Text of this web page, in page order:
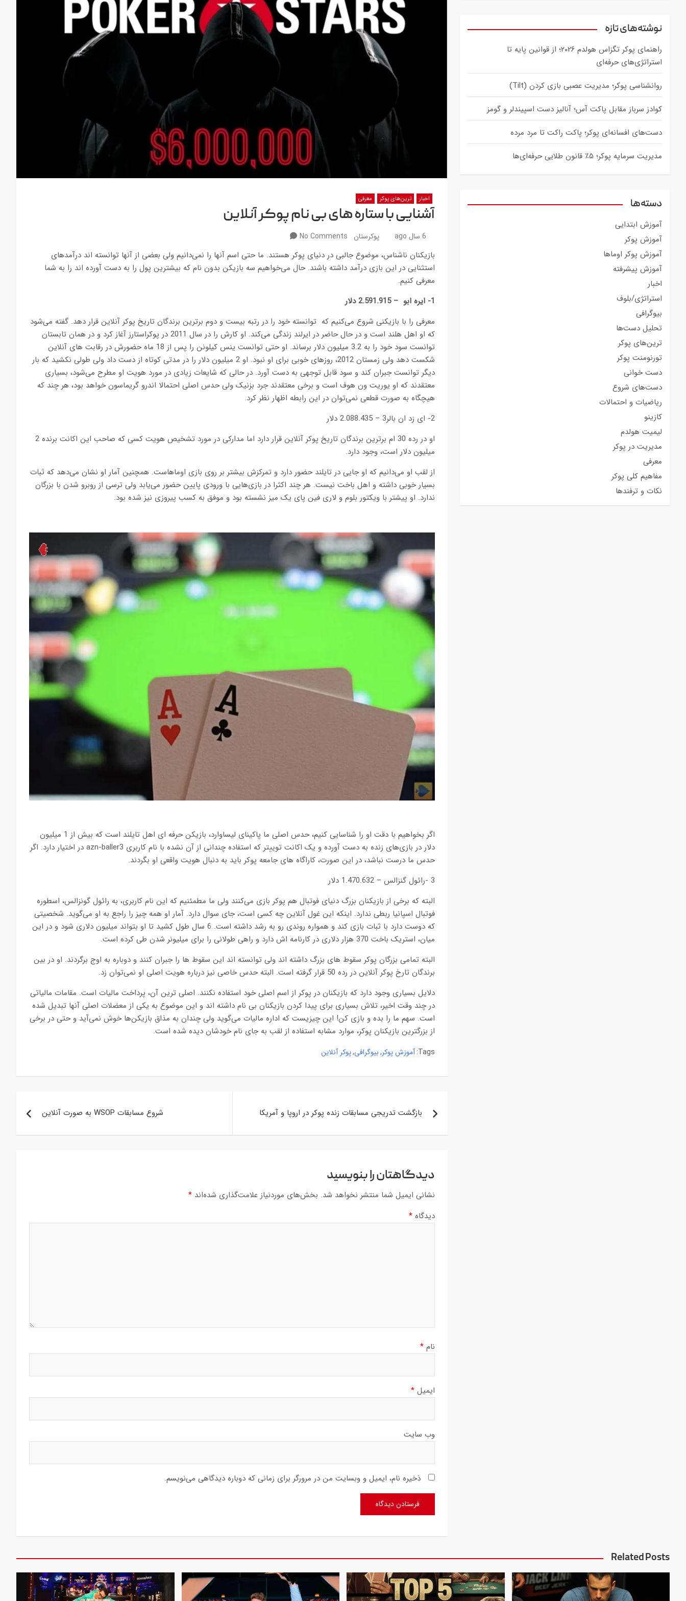
اخبار ترین‌های پوکر معرفی
آشنایی با ستاره های بی نام پوکر آنلاین
6 سال ago پوکرستان No Comments
بازیکنان ناشناس، موضوع جالبی در دنیای پوکر هستند. ما حتی اسم آنها را نمی‌دانیم ولی بعضی از آنها توانسته اند درآمدهای
استثنایی در این بازی درآمد داشته باشند. حال می‌خواهیم سه بازیکن بدون نام که بیشترین پول را به دست آورده اند را به شما
معرفی کنیم.
1- ایره ابو – 2.591.915 دلار
معرفی را با بازیکنی شروع می‌کنیم که توانسته خود را در رتبه بیست و دوم برترین برندگان تاریخ پوکر آنلاین قرار دهد. گفته می‌شود
که او اهل هلند است و در حال حاضر در ایرلند زندگی می‌کند. او کارش را در سال 2011 در پوکراستارز آغاز کرد و در همان تابستان
توانست سود خود را به 3.2 میلیون دلار برساند. او حتی توانست ینس کیلونن را پس از 18 ماه حضورش در رقابت های آنلاین
شکست دهد ولی زمستان 2012، روزهای خوبی برای او نبود. او 2 میلیون دلار را در مدتی کوتاه از دست داد ولی طولی نکشید که بار
دیگر توانست جبران کند و سود قابل توجهی به دست آورد. در حالی که شایعات زیادی در مورد هویت او مطرح می‌شود، بسیاری
معتقدند که او یوریت ون هوف است و برخی معتقدند جرد بزنیک ولی حدس اصلی احتمالا اندرو گریماسون خواهد بود، هر چند که
هیچگاه به صورت قطعی نمی‌توان در این رابطه اظهار نظر کرد.
2- ای زد ان بالر3 – 2.088.435 دلار
او در رده 30 ام برترین برندگان تاریخ پوکر آنلاین قرار دارد اما مدارکی در مورد تشخیص هویت کسی که صاحب این اکانت برنده 2
میلیون دلار است، وجود دارد.
از لقب او می‌دانیم که او جایی در تایلند حضور دارد و تمرکزش بیشتر بر روی بازی اوماهاست. همچنین آمار او نشان می‌دهد که ثبات
بسیار خوبی داشته و اهل باخت نیست. هر چند اکثرا در بازی‌هایی با ورودی پایین حضور می‌یابد ولی ترسی از روبرو شدن با بزرگان
ندارد. او پیشتر با ویکتور بلوم و لاری فین پای یک میز نشسته بود و موفق به کسب پیروزی نیز شده بود.
اگر بخواهیم با دقت او را شناسایی کنیم، حدس اصلی ما پاکینای لیساوارد، بازیکن حرفه ای اهل تایلند است که بیش از 1 میلیون
دلار در بازی‌های زنده به دست آورده و یک اکانت توییتر که استفاده چندانی از آن نشده با نام کاربری azn-baller3 در اختیار دارد. اگر
حدس ما درست نباشد، در این صورت، کاراگاه های جامعه پوکر باید به دنبال هویت واقعی او بگردند.
3 -رائول گنزالس – 1.470.632 دلار
البته که برخی از بازیکنان بزرگ دنیای فوتبال هم پوکر بازی می‌کنند ولی ما مطمئنیم که این نام کاربری، به رائول گونزالس، اسطوره
فوتبال اسپانیا ربطی ندارد. اینکه این غول آنلاین چه کسی است، جای سوال دارد. آمار او همه چیز را راجع به او می‌گوید. شخصیتی
که دوست دارد با ثبات بازی کند و همواره روندی رو به رشد داشته است. 6 سال طول کشید تا او بتواند میلیون دلاری شود و در این
میان، استریک باخت 370 هزار دلاری در کارنامه اش دارد و راهی طولانی را برای میلیونر شدن طی کرده است.
البته تمامی بزرگان پوکر سقوط های بزرگ داشته اند ولی توانسته اند این سقوط ها را جبران کنند و دوباره به اوج برگردند. او در بین
برندگان تارخ پوکر آنلاین در رده 50 قرار گرفته است. البته حدس خاصی نیز درباره هویت اصلی او نمی‌توان زد.
دلایل بسیاری وجود دارد که بازیکنان در پوکر از اسم اصلی خود استفاده نکنند. اصلی ترین آن، پرداخت مالیات است. مقامات مالیاتی
در چند وقت اخیر، تلاش بسیاری برای پیدا کردن بازیکنان بی نام داشته اند و این موضوع به یکی از معضلات اصلی آنها تبدیل شده
است. سهم ما را بده و بازی کن! این چیزیست که اداره مالیات می‌گوید ولی چندان به مذاق بازیکن‌ها خوش نمی‌آید و حتی در برخی
از بزرگترین بازیکنان پوکر، موارد مشابه استفاده از لقب به جای نام خودشان دیده شده است.
Tags: آموزش پوکر, بیوگرافی,پوکر آنلاین
نوشتهبازگشت تدریجی مسابقات زنده پوکر در اروپا و آمریکا شروع مسابقات WSOP به صورت آنلاین
دیدگاهتان را بنویسید
نشانی ایمیل شما منتشر نخواهد شد. بخش‌های موردنیاز علامت‌گذاری شده‌اند *
دیدگاه *
نام *
ایمیل *
وب‌ سایت
ذخیره نام، ایمیل و وبسایت من در مرورگر برای زمانی که دوباره دیدگاهی می‌نویسم.
c
نوشته‌های تازه
راهنمای پوکر تگزاس هولدم ۲۰۲۶؛ از قوانین پایه تا
استراتژی‌های حرفه‌ای
روانشناسی پوکر؛ مدیریت عصبی بازی کردن (Tilt)
کوادز سرباز مقابل پاکت آس؛ آنالیز دست اسپیندلر و گومز
دست‌های افسانه‌ای پوکر؛ پاکت راکت تا مرد مرده
مدیریت سرمایه پوکر؛ ۵٪ قانون طلایی حرفه‌ای‌ها
دسته‌ها
آموزش ابتدایی
آموزش پوکر
آموزش پوکر اوماها
آموزش پیشرفته
اخبار
استراتژی/بلوف
بیوگرافی
تحلیل دست‌ها
ترین‌های پوکر
تورنومنت پوکر
دست خوانی
دست‌های شروع
ریاضیات و احتمالات
کازینو
لیمیت هولدم
مدیریت در پوکر
معرفی
مفاهیم کلی پوکر
نکات و ترفندها
Related Posts